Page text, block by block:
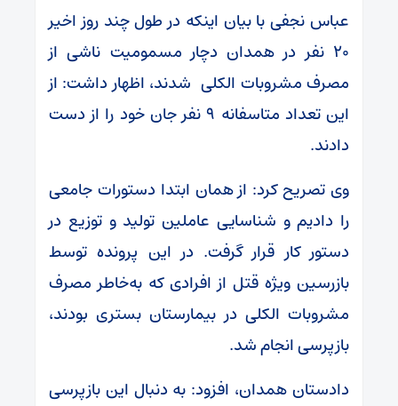
عباس نجفی با بیان اینکه در طول چند روز اخیر
۲۰ نفر در همدان دچار مسمومیت ناشی از
مصرف مشروبات الکلی شدند، اظهار داشت: از
این تعداد متاسفانه ۹ نفر جان خود را از دست
دادند.
وی تصریح کرد: از همان ابتدا دستورات جامعی
را دادیم و شناسایی عاملین تولید و توزیع در
دستور کار قرار گرفت. در این پرونده توسط
بازرسین ویژه قتل از افرادی که به‌خاطر مصرف
مشروبات الکلی در بیمارستان بستری بودند،
بازپرسی انجام شد.
دادستان همدان، افزود: به دنبال این بازپرسی